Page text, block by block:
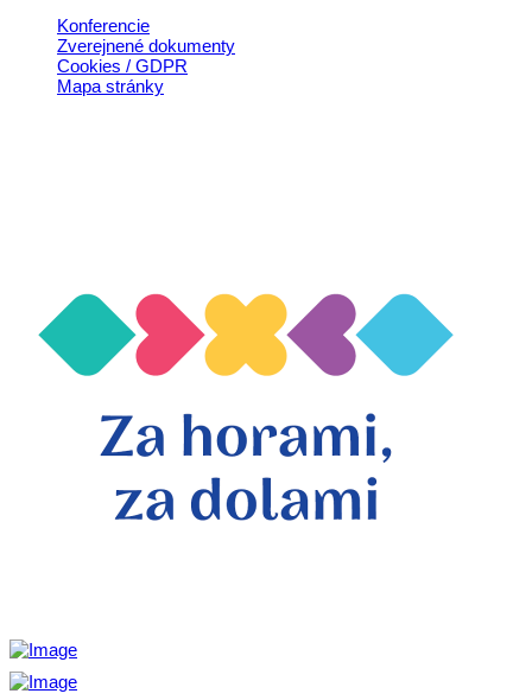
Konferencie
Zverejnené dokumenty
Cookies / GDPR
Mapa stránky